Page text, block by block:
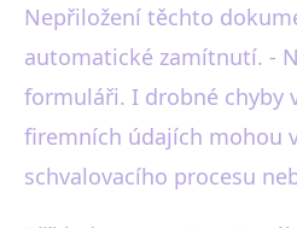
Nepřiložení těchto
automatické zamítnutí. -
formuláři. I drobné chyby
firemních údajích mohou
schvalovacího procesu